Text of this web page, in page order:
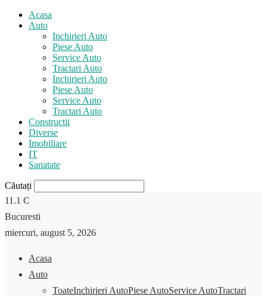
Acasa
Auto
Inchirieri Auto
Piese Auto
Service Auto
Tractari Auto
Inchirieri Auto
Piese Auto
Service Auto
Tractari Auto
Constructii
Diverse
Imobiliare
IT
Sanatate
Căutați
11.1 C
Bucuresti
miercuri, august 5, 2026
Acasa
Auto
ToateInchirieri AutoPiese AutoService AutoTractari